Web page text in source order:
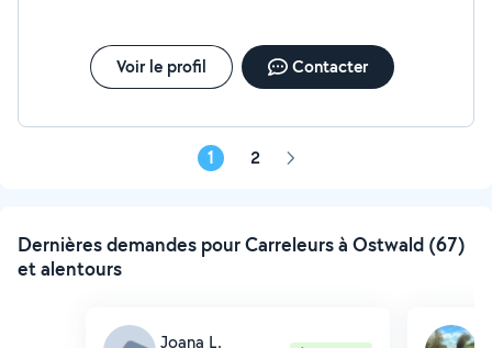
Voir le profil Contacter
1 2 Page
Dernières demandes pour Carreleurs à Ostwald (67)
et alentours
Joana L.